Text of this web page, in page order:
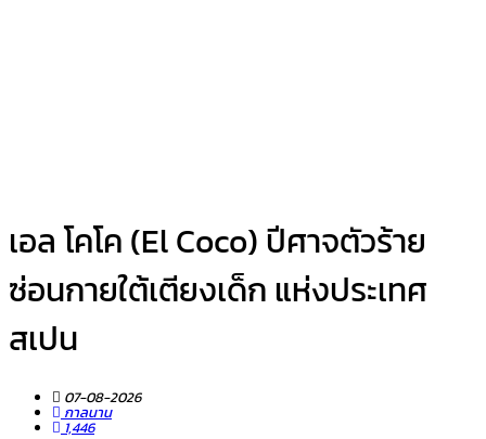
เอล โคโค (El Coco) ปีศาจตัวร้าย
ซ่อนกายใต้เตียงเด็ก แห่งประเทศ
สเปน
07-08-2026
กาลนาน
1,446